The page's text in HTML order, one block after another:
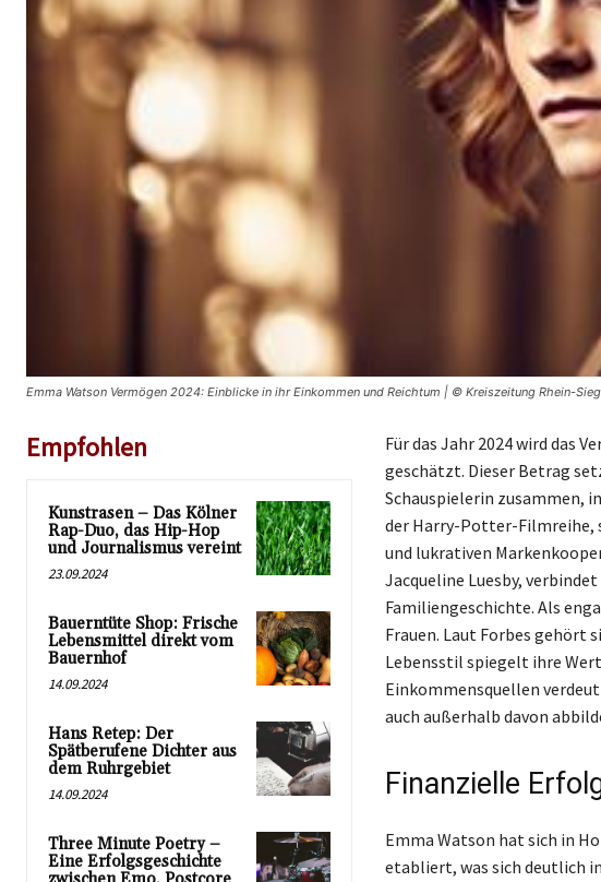
Emma Watson Vermögen 2024: Einblicke in ihr Einkommen und Reichtum | © Kreiszeitung Rhein-
Empfohlen
Kunstrasen – Das Kölner
Rap-Duo, das Hip-Hop
und Journalismus vereint
23.09.2024
Bauerntüte Shop: Frische
Lebensmittel direkt vom
Bauernhof
14.09.2024
Hans Retep: Der
Spätberufene Dichter aus
dem Ruhrgebiet
14.09.2024
Three Minute Poetry –
Eine Erfolgsgeschichte
Für das Jahr 2024 wird das
geschätzt. Dieser Betrag
Schauspielerin zusammen,
der Harry-Potter-Filmreihe,
und lukrativen
Jacqueline Luesby,
Familiengeschichte. Als
Frauen. Laut Forbes gehört
Lebensstil spiegelt ihre
Einkommensquellen
auch außerhalb davon
Finanzielle
Emma Watson hat sich in
etabliert, was sich deutlich